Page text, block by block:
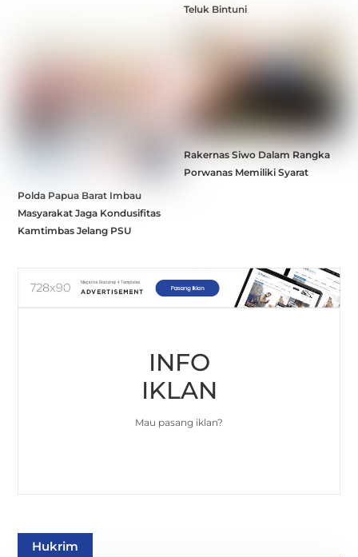
Teluk Bintuni
Polda Papua Barat Imbau
Masyarakat Jaga Kondusifitas
Kamtimbas Jelang PSU
Rakernas Siwo Dalam Rangka
Porwanas Memiliki Syarat
INFO
IKLAN
Mau pasang iklan?
Hukrim